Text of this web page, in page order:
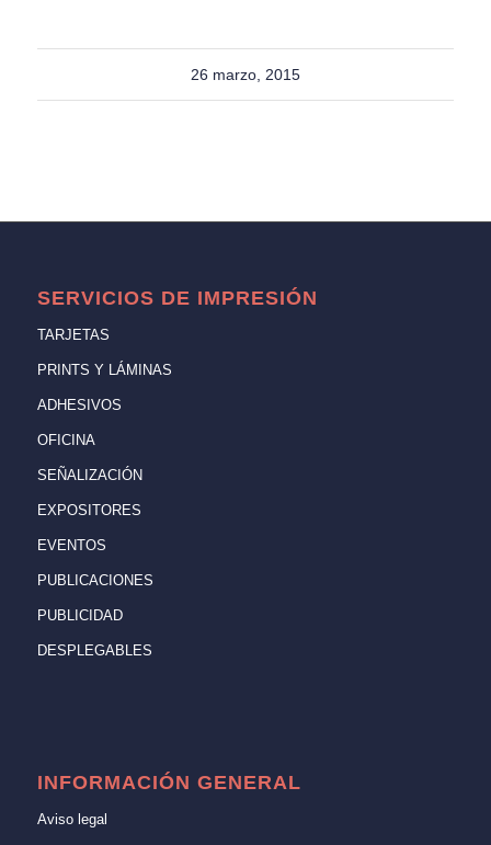
26 marzo, 2015
SERVICIOS DE IMPRESIÓN
TARJETAS
PRINTS Y LÁMINAS
ADHESIVOS
OFICINA
SEÑALIZACIÓN
EXPOSITORES
EVENTOS
PUBLICACIONES
PUBLICIDAD
DESPLEGABLES
INFORMACIÓN GENERAL
Aviso legal